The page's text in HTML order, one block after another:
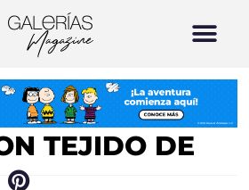
TEJIDO DE